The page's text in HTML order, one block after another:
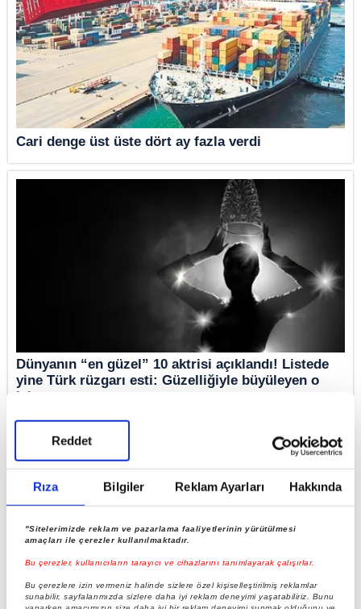
Rıza Bilgiler Reklam Ayarları Hakkında
"Sitelerimizde reklam ve pazarlama faaliyetlerinin yürütülmesi
amaçları ile çerezler kullanılmaktadır.
Bu çerezler, kullanıcıların tarayıcı ve cihazlarını tanımlayarak çalışırlar.
Bu çerezlere izin vermeniz halinde sizlere özel kişiselleştirilmiş reklamlar
sunabilir, sayfalarımızda sizlere daha iyi reklam deneyimi yaşatabiliriz. Bunu
Reddet
Cari denge üst üste dört ay fazla verdi
Dünyanın “en güzel” 10 aktrisi açıklandı! Listede
yine Türk rüzgarı esti: Güzelliğiyle büyüleyen o
isim...